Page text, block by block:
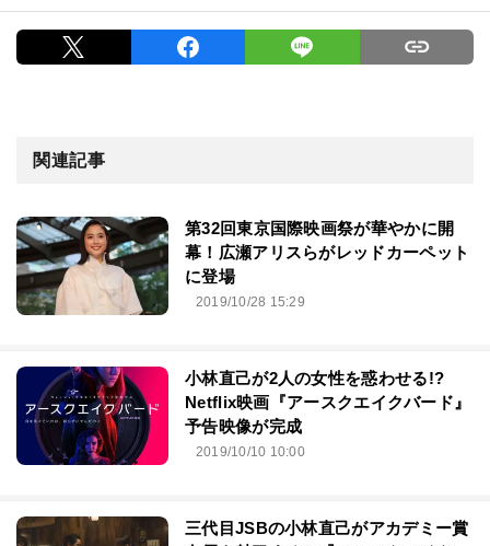
関連記事
第32回東京国際映画祭が華やかに開
幕！広瀬アリスらがレッドカーペット
に登場
2019/10/28 15:29
小林直己が2人の女性を惑わせる!?
Netflix映画『アースクエイクバード』
予告映像が完成
2019/10/10 10:00
三代目JSBの小林直己がアカデミー賞